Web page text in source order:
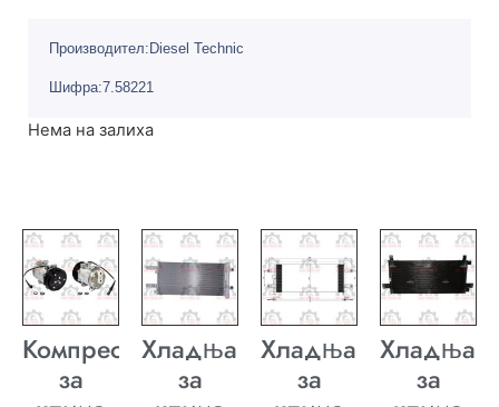
Производител:Diesel Technic
Шифра:7.58221
Нема на залиха
Компресор
за
Хладњак
за
Хладњак
за
Хладњак
за